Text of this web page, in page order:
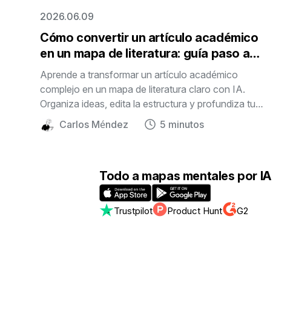
Carlos Méndez 5 minutos
2026.06.09
Cómo convertir un artículo académico
en un mapa de literatura: guía paso a
paso
Aprende a transformar un artículo académico
complejo en un mapa de literatura claro con IA.
Organiza ideas, edita la estructura y profundiza tu
investigación con Mapify.
Todo a mapas mentales por IA
Trustpilot Product Hunt G2